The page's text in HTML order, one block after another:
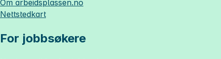
Om arbeidsplassen.no
Nettstedkart
For jobbsøkere